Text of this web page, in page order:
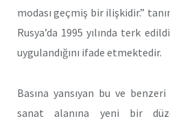
modası geçmiş bir ilişkidir.”
Rusya’da 1995 yılında terk
uygulandığını ifade etmektedir.
Basına yansıyan bu ve
sanat alanına yeni bir